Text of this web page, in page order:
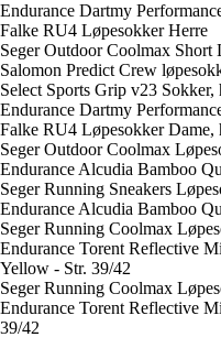
Endurance Dartmy
Falke RU4 Løpesokker Herre
Seger Outdoor Coolmax Short
Salomon Predict Crew
Select Sports Grip v23 Sokker,
Endurance Dartmy
Falke RU4 Løpesokker Dame,
Seger Outdoor Coolmax
Endurance Alcudia Bamboo
Seger Running Sneakers
Endurance Alcudia Bamboo
Seger Running Coolmax
Endurance Torent Reflective
Yellow - Str. 39/42
Seger Running Coolmax
Endurance Torent Reflective
39/42